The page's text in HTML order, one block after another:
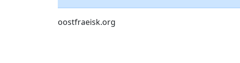
oostfraeisk.org